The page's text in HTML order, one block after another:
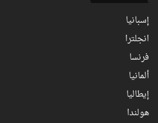
إسبانيا
انجلترا
فرنسا
ألمانيا
إيطاليا
هولندا